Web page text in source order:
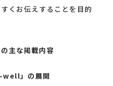
くお伝えすることを目的
主な掲載内容
well」の展開